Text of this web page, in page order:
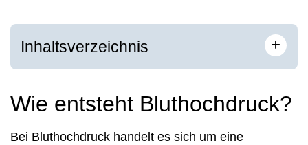
Inhaltsverzeichnis +
Wie entsteht Bluthochdruck?
Bei Bluthochdruck handelt es sich um eine